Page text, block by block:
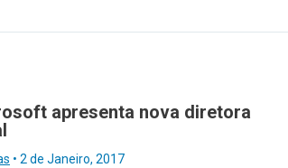
apresenta nova diretora
• 2 de Janeiro, 2017